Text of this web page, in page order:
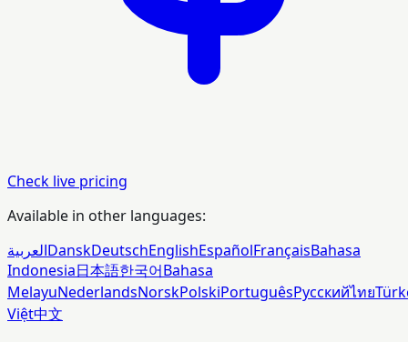
Check live pricing
Available in other languages:
العربيةDanskDeutschEnglishEspañolFrançaisBahasa
Indonesia日本語한국어Bahasa
MelayuNederlandsNorskPolskiPortuguêsРусскийไทย
Việt中文